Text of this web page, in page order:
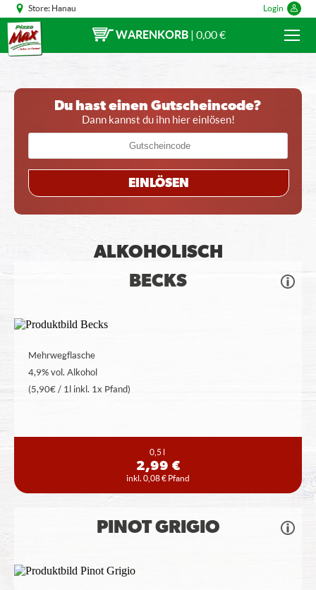
Store: Hanau Login
WARENKORB | 0,00 €
Du hast einen Gutscheincode?
Dann kannst du ihn hier einlösen!
EINLÖSEN
ALKOHOLISCH
BECKS
Mehrwegflasche
4,9% vol. Alkohol
(5,90€ / 1l inkl. 1x Pfand)
0,5 l
2,99 €
inkl. 0,08 € Pfand
PINOT GRIGIO